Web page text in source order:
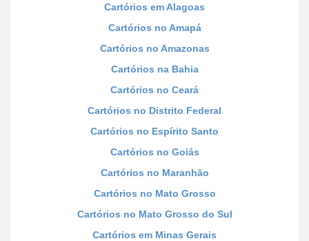
Cartórios em Alagoas
Cartórios no Amapá
Cartórios no Amazonas
Cartórios na Bahia
Cartórios no Ceará
Cartórios no Distrito Federal
Cartórios no Espírito Santo
Cartórios no Goiás
Cartórios no Maranhão
Cartórios no Mato Grosso
Cartórios no Mato Grosso do Sul
Cartórios em Minas Gerais